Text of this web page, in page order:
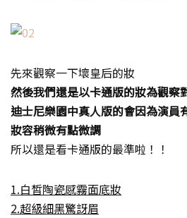
先來觀察一下壞皇后的妝
然後我們還是以卡通版的妝為觀察
迪士尼樂園中真人版的會因為演員
妝容稍微有點微調
所以還是看卡通版的最準啦！！
1.白皙陶瓷感霧面底妝
2.超級細黑驚訝眉